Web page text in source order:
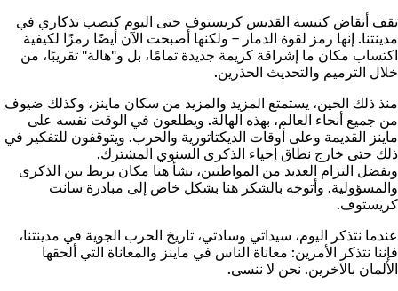
تقف أنقاض كنيسة القديس كريستوف حتى اليوم كنصب تذكاري في
مدينتنا. إنها رمز لقوة الدمار – ولكنها أصبحت الآن أيضًا رمزًا لكيفية
اكتساب مكان ما إشراقة كريمة جديدة تمامًا، بل و"هالة" تقريبًا، من
خلال الترميم والتحديث الحذرين.
منذ ذلك الحين، يستمتع المزيد والمزيد من سكان ماينز، وكذلك ضيوف
من جميع أنحاء العالم، بهذه الهالة. ويطلعون في الوقت نفسه على
ماينز القديمة وعلى أوقات الديكتاتورية والحرب. ويتوقفون للتفكير في
ذلك حتى خارج نطاق إحياء الذكرى السنوي المشترك.
وبفضل التزام العديد من المواطنين، نشأ هنا مكان يربط بين الذكرى
والمسؤولية. وأتوجه بالشكر هنا بشكل خاص إلى مبادرة سانت
كريستوف.
عندما نتذكر اليوم، سيداتي وسادتي، تاريخ الحرب الجوية في مدينتنا،
فإننا نتذكر الأمرين: معاناة الناس في ماينز والمعاناة التي ألحقها
الألمان بالآخرين. نحن لا ننسى.